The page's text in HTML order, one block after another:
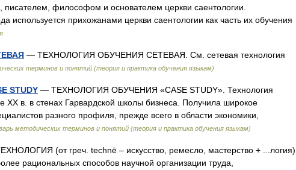
философом и основателем церкви саентологии.
используется прихожанами церкви саентологии как часть их обучения
— ТЕХНОЛОГИЯ ОБУЧЕНИЯ СЕТЕВАЯ. См. сетевая технология
терминов и понятий (теория и практика обучения языкам)
STUDY — ТЕХНОЛОГИЯ ОБУЧЕНИЯ «CASE STUDY». Технология
ХХ в. в стенах Гарвардской школы бизнеса. Получила широкое
разного профиля, прежде всего в области экономики,
методических терминов и понятий (теория и практика обучения языкам)
(от греч. technē – искусство, ремесло, мастерство + ...логия)
рациональных способов научной организации труда,